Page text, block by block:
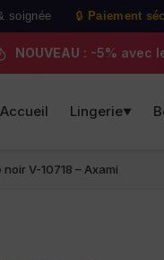
soignée 🔒 Paiement
NOUVEAU : -5% avec
Accueil Lingerie▼
V-10718 – Axami